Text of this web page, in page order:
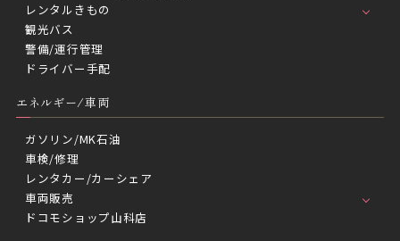
レンタルきもの
観光バス
警備/運行管理
ドライバー手配
エネルギー/車両
ガソリン/MK石油
車検/修理
レンタカー/カーシェア
車両販売
ドコモショップ山科店